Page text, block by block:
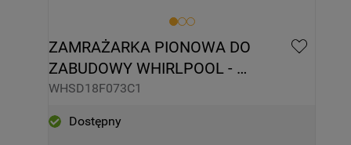
ZAMRAŻARKA PIONOWA DO
ZABUDOWY WHIRLPOOL -
WHSD18F073C1
WHSD18F073C1
Dostępny